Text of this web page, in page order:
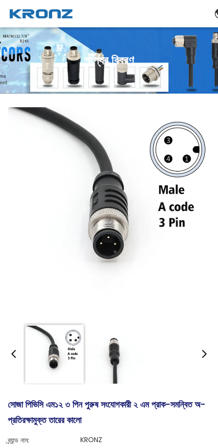
পণ্যের বিবরণ
সোজা পিভিসি এম১২ ৩ পিন পুরুষ সংযোগকারী ২ এম প্রাক-সমন্বিত অ-
প্রতিরক্ষামুক্ত তারের কালো
ব্র্যান্ড নাম:
KRONZ